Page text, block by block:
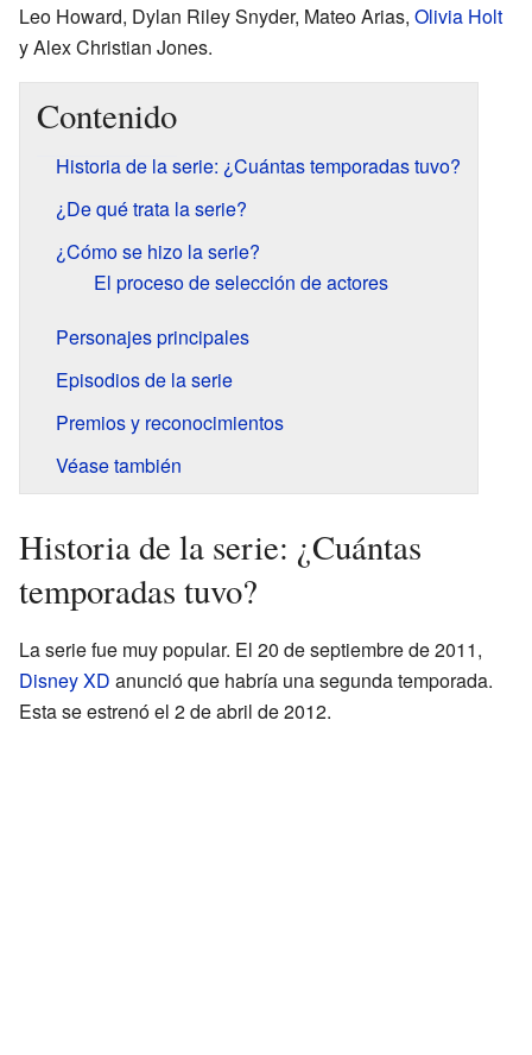
Leo Howard, Dylan Riley Snyder, Mateo Arias, Olivia Holt
y Alex Christian Jones.
Contenido
Historia de la serie: ¿Cuántas temporadas tuvo?
¿De qué trata la serie?
¿Cómo se hizo la serie?
El proceso de selección de actores
Personajes principales
Episodios de la serie
Premios y reconocimientos
Véase también
Historia de la serie: ¿Cuántas
temporadas tuvo?
La serie fue muy popular. El 20 de septiembre de 2011,
Disney XD anunció que habría una segunda temporada.
Esta se estrenó el 2 de abril de 2012.